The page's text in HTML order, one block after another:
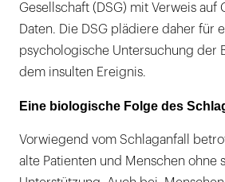
Gesellschaft (DSG) mit Verweis auf
Daten. Die DSG plädiere daher für
psychologische Untersuchung der
dem insulten Ereignis.
Eine biologische Folge des
Vorwiegend vom Schlaganfall
alte Patienten und Menschen ohne